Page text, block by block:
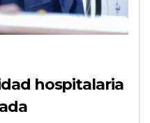
hospitalaria